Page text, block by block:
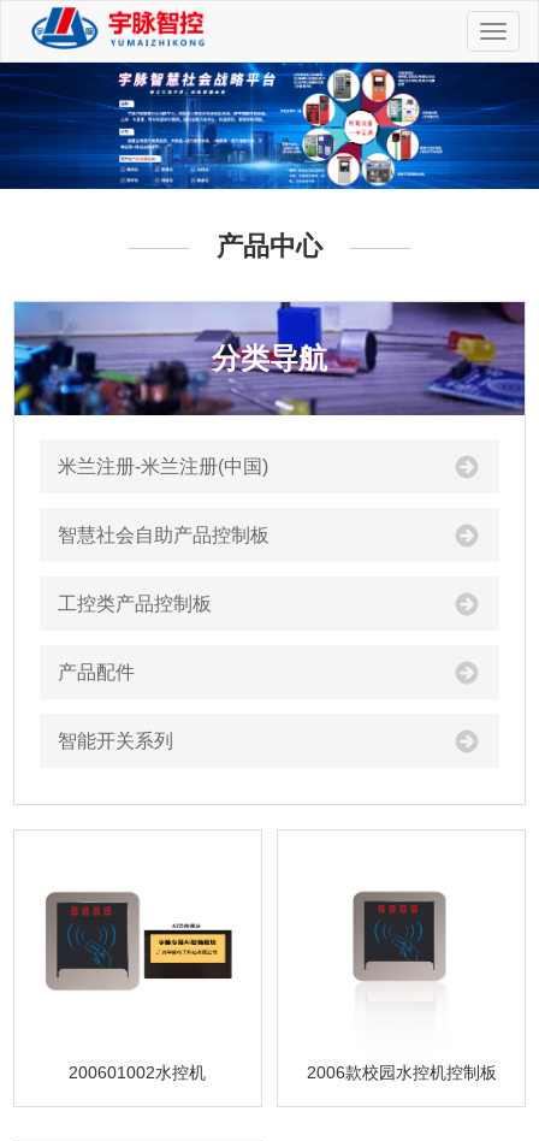
切
换
航
产品中心
分类导航
米兰注册-米兰注册(中国)
智慧社会自助产品控制板
工控类产品控制板
产品配件
智能开关系列
200601002水控机 2006款校园水控机控制板